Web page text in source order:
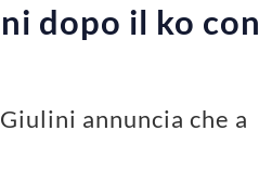
dopo il ko con
annuncia che a